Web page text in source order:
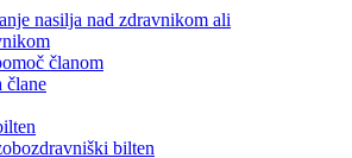
nasilja nad zdravnikom ali
članom
člane
bilten